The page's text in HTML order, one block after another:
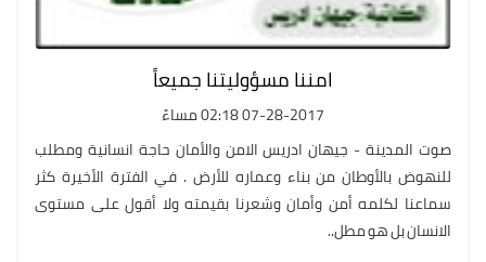
امننا مسؤوليتنا جميعاً
07-28-2017 02:18 مساءً
صوت المدينة - جيهان ادريس الامن والأمان حاجة انسانية ومطلب
للنهوض بالأوطان من بناء وعماره للأرض . في الفترة الأخيرة كثر
سماعنا لكلمه أمن وأمان وشعرنا بقيمته ولا أقول على مستوى
الانسان بل هو مطل..